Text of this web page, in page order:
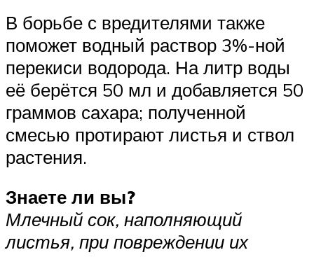
В борьбе с вредителями также
поможет водный раствор 3%-ной
перекиси водорода. На литр воды
её берётся 50 мл и добавляется 50
граммов сахара; полученной
смесью протирают листья и ствол
растения.
Знаете ли вы?
Млечный сок, наполняющий
листья, при повреждении их